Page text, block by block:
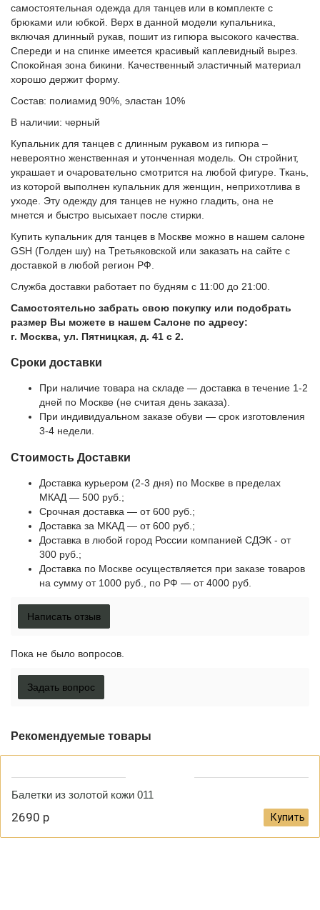
самостоятельная одежда для танцев или в комплекте с
брюками или юбкой. Верх в данной модели купальника,
включая длинный рукав, пошит из гипюра высокого качества.
Спереди и на спинке имеется красивый каплевидный вырез.
Спокойная зона бикини. Качественный эластичный материал
хорошо держит форму.
Состав: полиамид 90%, эластан 10%
В наличии: черный
Купальник для танцев с длинным рукавом из гипюра –
невероятно женственная и утонченная модель. Он стройнит,
украшает и очаровательно смотрится на любой фигуре. Ткань,
из которой выполнен купальник для женщин, неприхотлива в
уходе. Эту одежду для танцев не нужно гладить, она не
мнется и быстро высыхает после стирки.
Купить купальник для танцев в Москве можно в нашем салоне
GSH (Голден шу) на Третьяковской или заказать на сайте с
доставкой в любой регион РФ.
Служба доставки работает по будням с 11:00 до 21:00.
Самостоятельно забрать свою покупку или подобрать
размер Вы можете в нашем Салоне по адресу:
г. Москва, ул. Пятницкая, д. 41 с 2.
Сроки доставки
При наличие товара на складе — доставка в течение 1-2
дней по Москве (не считая день заказа).
При индивидуальном заказе обуви — срок изготовления
3-4 недели.
Стоимость Доставки
Доставка курьером (2-3 дня) по Москве в пределах
МКАД — 500 руб.;
Срочная доставка — от 600 руб.;
Доставка за МКАД — от 600 руб.;
Доставка в любой город России компанией СДЭК - от
300 руб.;
Доставка по Москве осуществляется при заказе товаров
на сумму от 1000 руб., по РФ — от 4000 руб.
Написать отзыв
Пока не было вопросов.
Задать вопрос
Рекомендуемые товары
Балетки из золотой кожи 011
2690 р Купить